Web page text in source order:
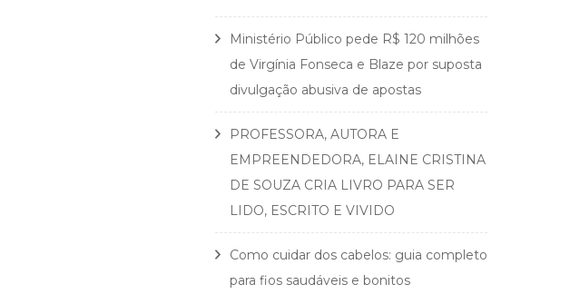
Ministério Público pede R$ 120 milhões
de Virgínia Fonseca e Blaze por suposta
divulgação abusiva de apostas
PROFESSORA, AUTORA E
EMPREENDEDORA, ELAINE CRISTINA
DE SOUZA CRIA LIVRO PARA SER
LIDO, ESCRITO E VIVIDO
Como cuidar dos cabelos: guia completo
para fios saudáveis e bonitos